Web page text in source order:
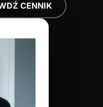
CENNIK